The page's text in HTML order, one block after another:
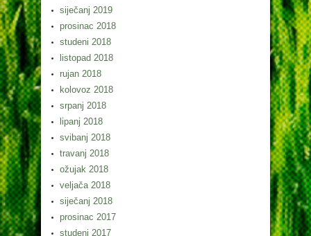
siječanj 2019
prosinac 2018
studeni 2018
listopad 2018
rujan 2018
kolovoz 2018
srpanj 2018
lipanj 2018
svibanj 2018
travanj 2018
ožujak 2018
veljača 2018
siječanj 2018
prosinac 2017
studeni 2017